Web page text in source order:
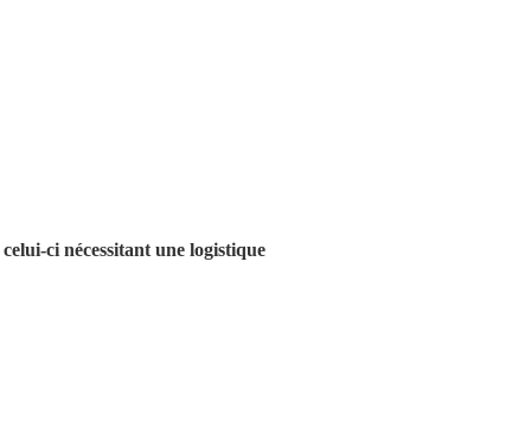
ci nécessitant une logistique